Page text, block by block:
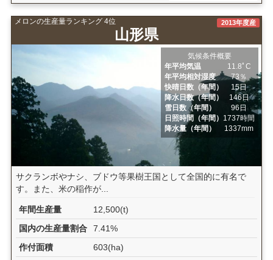
メロンの生産量ランキング 4位
山形県
2013年度産
気候条件概要
年平均気温
11.8ﾟC
年平均相対湿度
73％
快晴日数（年間）
15日
降水日数（年間）
146日
雪日数（年間）
96日
日照時間（年間） 1737時間
降水量（年間）
1337mm
サクランボやナシ、ブドウ等果樹王国として全国的に有名で
す。また、米の稲作が...
年間生産量
12,500(t)
国内の生産量割合
7.41%
作付面積
603(ha)